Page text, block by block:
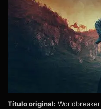
Título original: Worldbreaker